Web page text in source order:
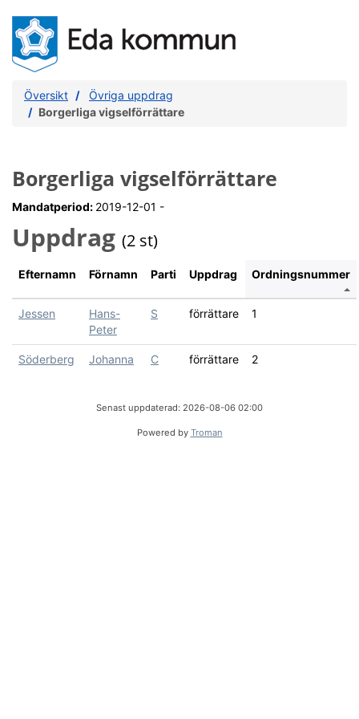
Översikt
Övriga uppdrag
Borgerliga vigselförrättare
Borgerliga vigselförrättare
Mandatperiod: 2019-12-01 -
Uppdrag (2 st)
Efternamn Förnamn Parti Uppdrag Ordningsnummer
Jessen
Hans-
Peter
S förrättare 1
Söderberg Johanna C förrättare 2
Senast uppdaterad: 2026-08-06 02:00
Powered by Troman